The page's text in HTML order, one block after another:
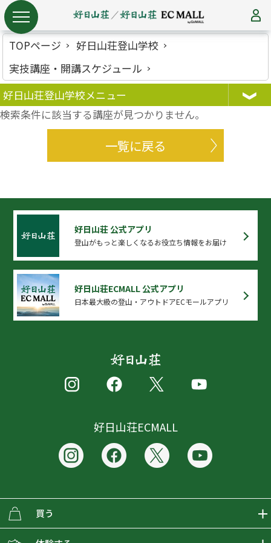
TOPページ
好日山荘登山学校
実技講座・開講スケジュール
好日山荘登山学校メニュー
検索条件に該当する講座が見つかりません。
一覧に戻る
好日山荘 公式アプリ
登山がもっと楽しくなるお役立ち情報をお届け
好日山荘ECMALL 公式アプリ
日本最大級の登山・アウトドアECモールアプリ
好日山荘ECMALL
買う